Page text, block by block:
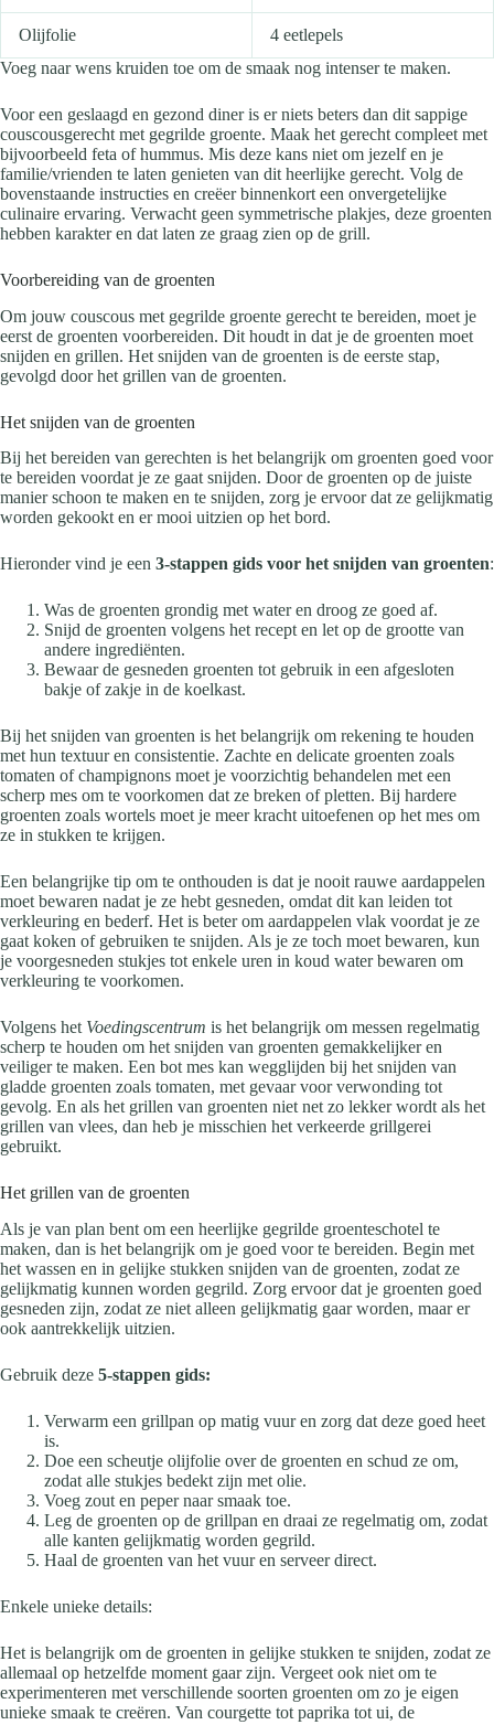
Olijfolie
4 eetlepels
Voeg naar wens kruiden toe om de smaak nog intenser te maken.
Voor een geslaagd en gezond diner is er niets beters dan dit sappige
couscousgerecht met gegrilde groente. Maak het gerecht compleet met
bijvoorbeeld feta of hummus. Mis deze kans niet om jezelf en je
familie/vrienden te laten genieten van dit heerlijke gerecht. Volg de
bovenstaande instructies en creëer binnenkort een onvergetelijke
culinaire ervaring. Verwacht geen symmetrische plakjes, deze groenten
hebben karakter en dat laten ze graag zien op de grill.
Voorbereiding van de groenten
Om jouw couscous met gegrilde groente gerecht te bereiden, moet je
eerst de groenten voorbereiden. Dit houdt in dat je de groenten moet
snijden en grillen. Het snijden van de groenten is de eerste stap,
gevolgd door het grillen van de groenten.
Het snijden van de groenten
Bij het bereiden van gerechten is het belangrijk om groenten goed voor
te bereiden voordat je ze gaat snijden. Door de groenten op de juiste
manier schoon te maken en te snijden, zorg je ervoor dat ze gelijkmatig
worden gekookt en er mooi uitzien op het bord.
Hieronder vind je een 3-stappen gids voor het snijden van groenten:
Was de groenten grondig met water en droog ze goed af.
Snijd de groenten volgens het recept en let op de grootte van
andere ingrediënten.
Bewaar de gesneden groenten tot gebruik in een afgesloten
bakje of zakje in de koelkast.
Bij het snijden van groenten is het belangrijk om rekening te houden
met hun textuur en consistentie. Zachte en delicate groenten zoals
tomaten of champignons moet je voorzichtig behandelen met een
scherp mes om te voorkomen dat ze breken of pletten. Bij hardere
groenten zoals wortels moet je meer kracht uitoefenen op het mes om
ze in stukken te krijgen.
Een belangrijke tip om te onthouden is dat je nooit rauwe aardappelen
moet bewaren nadat je ze hebt gesneden, omdat dit kan leiden tot
verkleuring en bederf. Het is beter om aardappelen vlak voordat je ze
gaat koken of gebruiken te snijden. Als je ze toch moet bewaren, kun
je voorgesneden stukjes tot enkele uren in koud water bewaren om
verkleuring te voorkomen.
Volgens het Voedingscentrum is het belangrijk om messen regelmatig
scherp te houden om het snijden van groenten gemakkelijker en
veiliger te maken. Een bot mes kan wegglijden bij het snijden van
gladde groenten zoals tomaten, met gevaar voor verwonding tot
gevolg. En als het grillen van groenten niet net zo lekker wordt als het
grillen van vlees, dan heb je misschien het verkeerde grillgerei
gebruikt.
Het grillen van de groenten
Als je van plan bent om een heerlijke gegrilde groenteschotel te
maken, dan is het belangrijk om je goed voor te bereiden. Begin met
het wassen en in gelijke stukken snijden van de groenten, zodat ze
gelijkmatig kunnen worden gegrild. Zorg ervoor dat je groenten goed
gesneden zijn, zodat ze niet alleen gelijkmatig gaar worden, maar er
ook aantrekkelijk uitzien.
Gebruik deze 5-stappen gids:
Verwarm een grillpan op matig vuur en zorg dat deze goed heet
is.
Doe een scheutje olijfolie over de groenten en schud ze om,
zodat alle stukjes bedekt zijn met olie.
Voeg zout en peper naar smaak toe.
Leg de groenten op de grillpan en draai ze regelmatig om, zodat
alle kanten gelijkmatig worden gegrild.
Haal de groenten van het vuur en serveer direct.
Enkele unieke details:
Het is belangrijk om de groenten in gelijke stukken te snijden, zodat ze
allemaal op hetzelfde moment gaar zijn. Vergeet ook niet om te
experimenteren met verschillende soorten groenten om zo je eigen
unieke smaak te creëren. Van courgette tot paprika tot ui, de